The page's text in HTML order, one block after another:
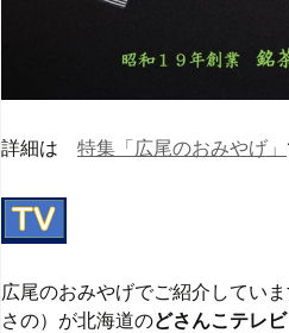
詳細は 特集「広尾のおみやげ」
広尾のおみやげでご紹介してい
さの）が北海道のどさんこテレ